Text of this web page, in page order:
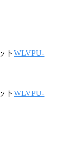
トWLVPU-
トWLVPU-